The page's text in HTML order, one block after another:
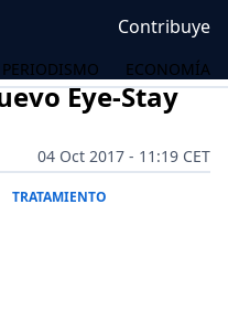
Contribuye
PERIODISMO ECONOMÍA
Eye-Stay
04 Oct 2017 - 11:19 CET
TRATAMIENTO